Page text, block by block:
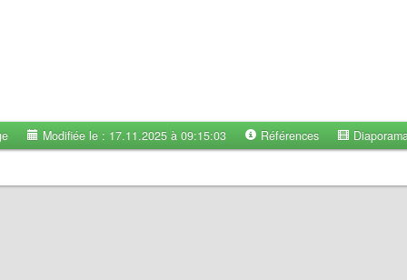
Modifiée le : 17.11.2025 à 09:15:03 Références